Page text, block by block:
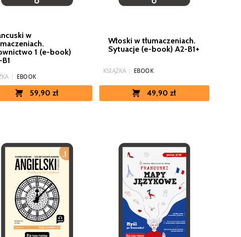
w
1 (e-book)
| EBOOK
59,90 zł
Włoski w tłumaczeniach.
Sytuacje (e-book) A2-B1+
KSIĄŻKA EBOOK
49,90 zł